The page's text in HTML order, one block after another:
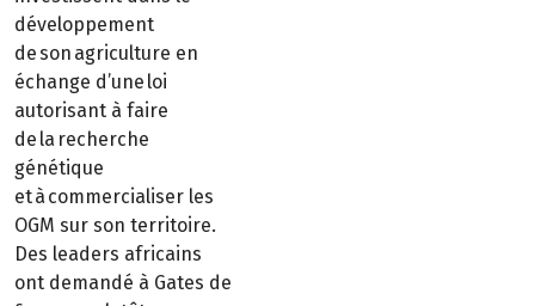
développement
de son agriculture en
échange d’une loi
autorisant à faire
de la recherche
génétique
et à commercialiser les
OGM sur son territoire.
Des leaders africains
ont demandé à Gates de